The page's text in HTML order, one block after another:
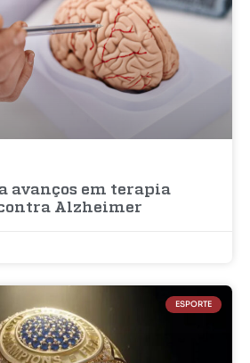
avanços em terapia
Alzheimer
ESPORTE